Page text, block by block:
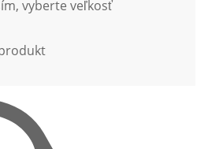
vyberte veľkosť